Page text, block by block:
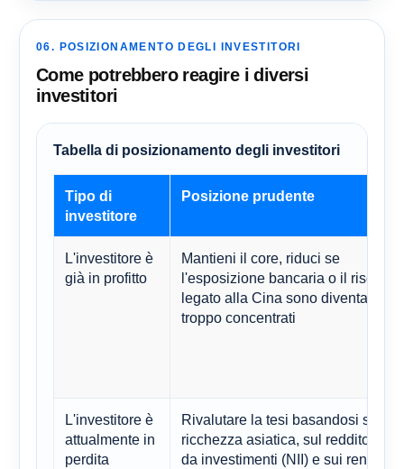
06. POSIZIONAMENTO DEGLI INVESTITORI
Come potrebbero reagire i diversi
investitori
Tabella di posizionamento degli investitori
Tipo di
investitore
Posizione prudente
L'investitore è
già in profitto
Mantieni il core, riduci se
l'esposizione bancaria o il rischio
legato alla Cina sono diventati
troppo concentrati
L'investitore è
attualmente in
perdita
Rivalutare la tesi basandosi sulla
ricchezza asiatica, sul reddito netto
da investimenti (NII) e sui